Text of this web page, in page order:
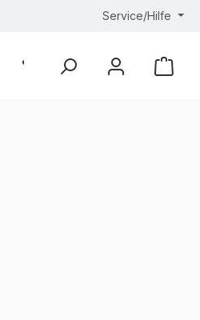
Service/Hilfe
% Outlet %